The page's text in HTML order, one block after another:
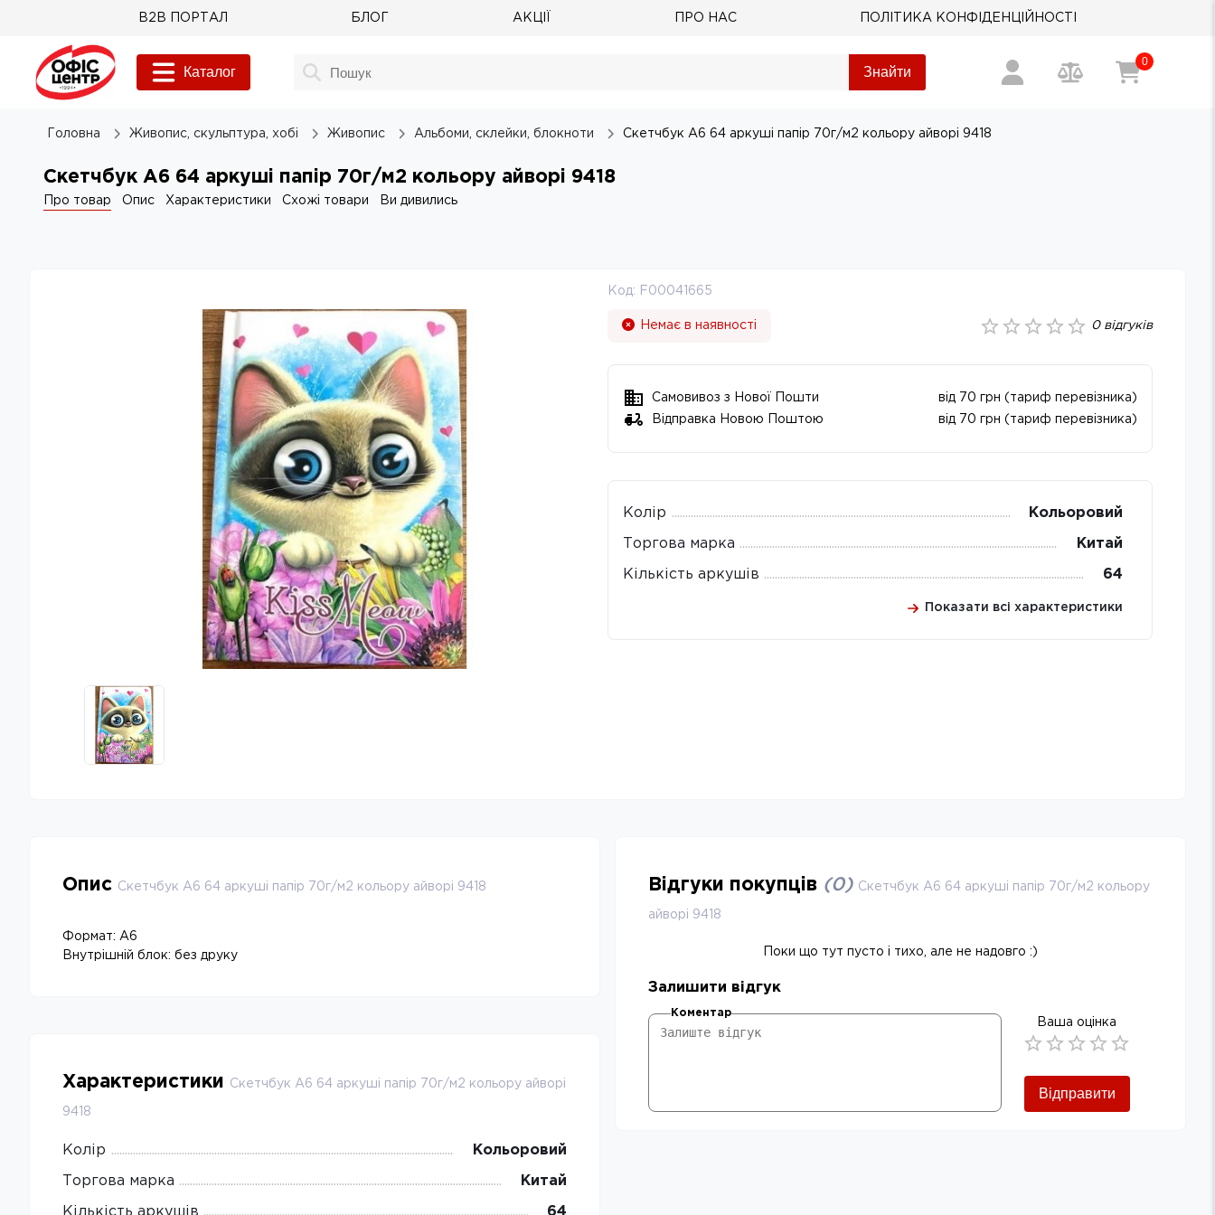
B2B ПОРТАЛ БЛОГ АКЦІЇ ПРО НАС ПОЛІТИКА КОНФІДЕНЦІЙНОСТІ
Каталог Знайти
0
Головна Живопис, скульптура, хобі Живопис Альбоми, склейки, блокноти Скетчбук A6 64 аркуші папiр 70г/м2 кольору айворi 9418
Скетчбук A6 64 аркуші папiр 70г/м2 кольору айворi 9418
Про товар Опис Характеристики Схожі товари Ви дивились
Код: F00041665
Немає в наявності 0відгуків
Самовивоз з Нової Пошти
від 70 грн (тариф перевізника)
Відправка Новою Поштою
від 70 грн (тариф перевізника)
Колір Кольоровий
Торгова марка Китай
Кількість аркушів 64
Показати всі характеристики
Опис Скетчбук A6 64 аркуші папiр 70г/м2 кольору айворi 9418
Формат: А6
Внутрішній блок: без друку
Характеристики Скетчбук A6 64 аркуші папiр 70г/м2 кольору айворi
9418
Колір Кольоровий
Торгова марка Китай
Кількість аркушів 64
Відгуки покупців (0) Скетчбук A6 64 аркуші папiр 70г/м2 кольору
айворi 9418
Поки що тут пусто і тихо, але не надовго :)
Залишити відгук
Коментар
Ваша оцінка
Відправити